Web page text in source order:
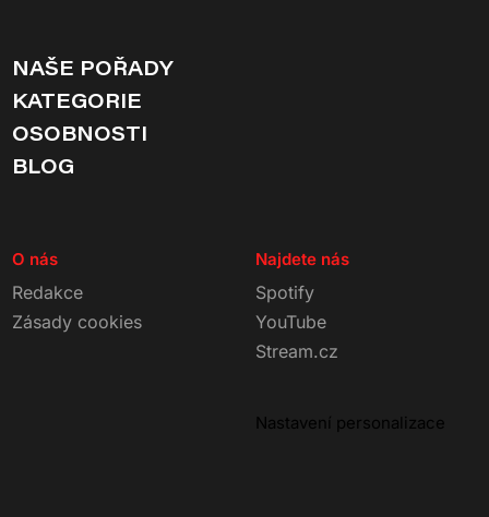
NAŠE POŘADY
KATEGORIE
OSOBNOSTI
BLOG
O nás
Redakce
Zásady cookies
Najdete nás
Spotify
YouTube
Stream.cz
Nastavení personalizace